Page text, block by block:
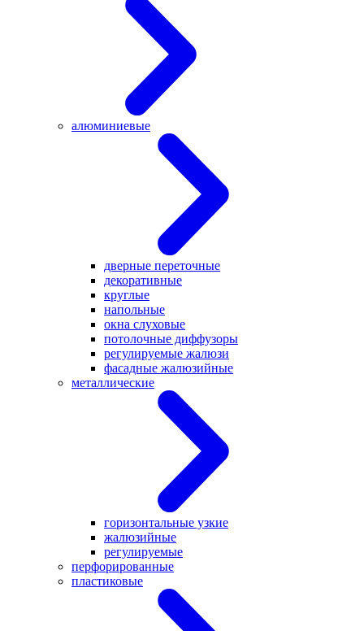
алюминиевые
дверные переточные
декоративные
круглые
напольные
окна слуховые
потолочные диффузоры
регулируемые жалюзи
фасадные жалюзийные
металлические
горизонтальные узкие
жалюзийные
регулируемые
перфорированные
пластиковые